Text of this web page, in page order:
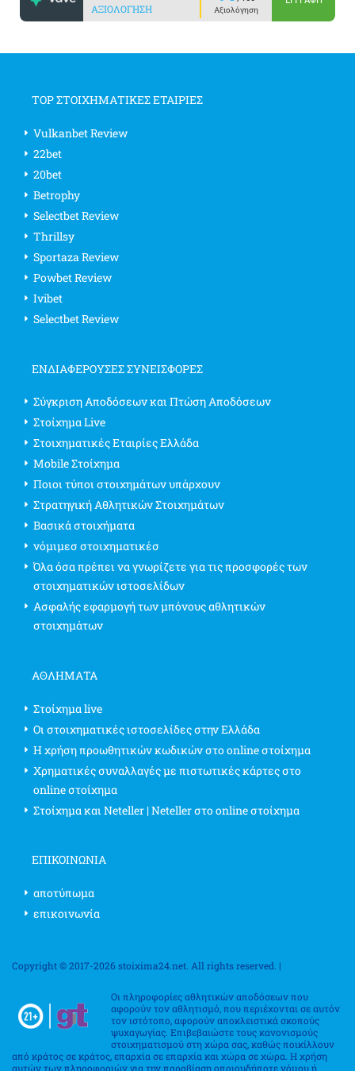
ΑΞΙΟΛΌΓΗΣΗ Αξιολόγηση
TOP ΣΤΟΙΧΗΜΑΤΙΚΕΣ ΕΤΑΙΡΙΕΣ
Vulkanbet Review
22bet
20bet
Betrophy
Selectbet Review
Thrillsy
Sportaza Review
Powbet Review
Ivibet
Selectbet Review
ΕΝΔΙΑΦΈΡΟΥΣΕΣ ΣΥΝΕΙΣΦΟΡΈΣ
Σύγκριση Αποδόσεων και Πτώση Αποδόσεων
Στοίχημα Live
Στοιχηματικές Εταιρίες Ελλάδα
Mobile Στοίχημα
Ποιοι τύποι στοιχημάτων υπάρχουν
Στρατηγική Αθλητικών Στοιχημάτων
Βασικά στοιχήματα
νόμιμεσ στοιχηματικέσ
Όλα όσα πρέπει να γνωρίζετε για τις προσφορές των
στοιχηματικών ιστοσελίδων
Ασφαλής εφαρμογή των μπόνους αθλητικών
στοιχημάτων
ΑΘΛΗΜΑΤΑ
Στοίχημα live
Οι στοιχηματικές ιστοσελίδες στην Ελλάδα
Η χρήση προωθητικών κωδικών στο online στοίχημα
Χρηματικές συναλλαγές με πιστωτικές κάρτες στο
online στοίχημα
Στοίχημα και Neteller | Neteller στο online στοίχημα
ΕΠΙΚΟΙΝΩΝΊΑ
αποτύπωμα
επικοινωνία
Copyright © 2017-2026 stoixima24.net. All rights reserved. |
Οι πληροφορίες αθλητικών αποδόσεων που
αφορούν τον αθλητισμό, που περιέχονται σε αυτόν
τον ιστότοπο, αφορούν αποκλειστικά σκοπούς
ψυχαγωγίας. Επιβεβαιώστε τους κανονισμούς
στοιχηματισμού στη χώρα σας, καθώς ποικίλλουν
από κράτος σε κράτος, επαρχία σε επαρχία και χώρα σε χώρα. Η χρήση
αυτών των πληροφοριών για την παραβίαση οποιουδήποτε νόμου ή